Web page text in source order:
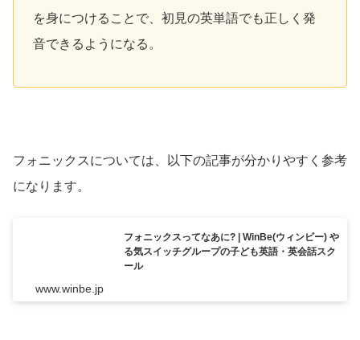
を身につけることで、初見の英単語でも正しく発
音できるようになる。
フォニックスについては、以下の記事が分かりやすく参考
になります。
フォニックスってなあに? | WinBe(ウィンビー) や
る気スイッチグループの子ども英語・英会話スク
ール
www.winbe.jp